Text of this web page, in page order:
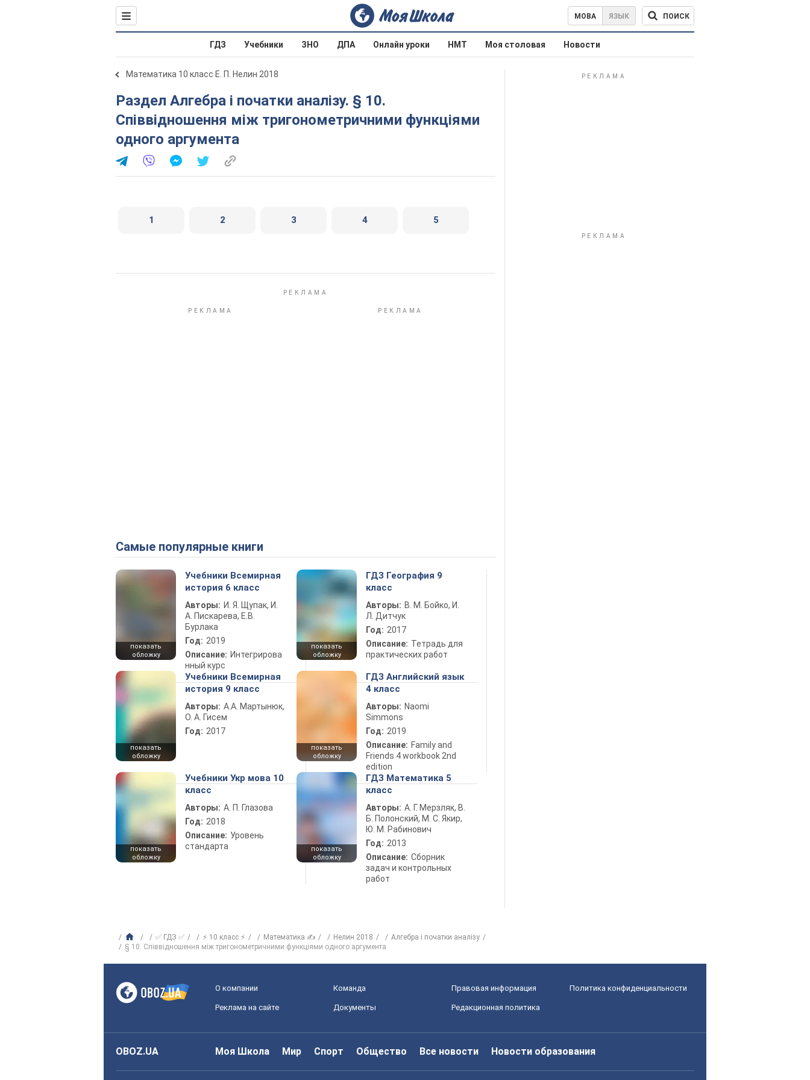
МОВА ЯЗЫК ПОИСК
ГДЗ Учебники ЗНО ДПА Онлайн уроки НМТ Моя столовая Новости
Математика 10 класс Е. П. Нелин 2018
Раздел Алгебра і початки аналізу. § 10.
Співвідношення між тригонометричними функціями
одного аргумента
1 2 3 4 5
Самые популярные книги
показать
обложку
Учебники Всемирная
история 6 класс
Авторы: И. Я. Щупак, И.
А. Пискарева, Е.В.
Бурлака
Год: 2019
Описание: Интегрирова
нный курс
показать
обложку
ГДЗ География 9
класс
Авторы: В. М. Бойко, И.
Л. Дитчук
Год: 2017
Описание: Тетрадь для
практических работ
показать
обложку
Учебники Всемирная
история 9 класс
Авторы: А.А. Мартынюк,
О. А. Гисем
Год: 2017
показать
обложку
ГДЗ Английский язык
4 класс
Авторы: Naomi
Simmons
Год: 2019
Описание: Family and
Friends 4 workbook 2nd
edition
показать
обложку
Учебники Укр мова 10
класс
Авторы: А. П. Глазова
Год: 2018
Описание: Уровень
стандарта
показать
обложку
ГДЗ Математика 5
класс
Авторы: А. Г. Мерзляк, В.
Б. Полонский, М. С. Якир,
Ю. М. Рабинович
Год: 2013
Описание: Сборник
задач и контрольных
работ
✅ ГДЗ ✅ ⚡ 10 класс ⚡ Математика ✍ Нелин 2018
Алгебра і початки аналізу
§ 10. Співвідношення між тригонометричними функціями одного аргумента
О компании Команда Правовая информация Политика конфиденциальности
Реклама на сайте Документы Редакционная политика
OBOZ.UA Моя Школа Мир Спорт Общество Все новости Новости образования